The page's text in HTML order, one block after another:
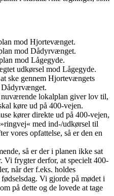
mod Hjortevænget.
mod Dådyrvænget.
mod Lågegyde.
udkørsel mod Lågegyde.
ske gennem Hjortevængets
Dådyrvænget.
nuværende lokalplan giver lov til,
køre ud på 400-vejen.
kører direkte ud på 400-vejen,
»ringvej« med ind-/udkørsel til
vores opfattelse, så er den en
så er der i planen ikke sat
Vi frygter derfor, at specielt 400-
når der f.eks. holdes
Vi gjorde på mødet i
på dette og de lovede at tage